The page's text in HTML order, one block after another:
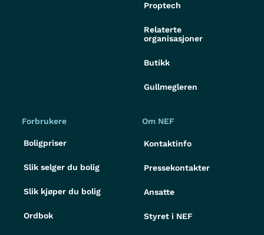
Proptech
Relaterte
organisasjoner
Butikk
Gullmegleren
Forbrukere
Boligpriser
Slik selger du bolig
Slik kjøper du bolig
Ordbok
Om NEF
Kontaktinfo
Pressekontakter
Ansatte
Styret i NEF